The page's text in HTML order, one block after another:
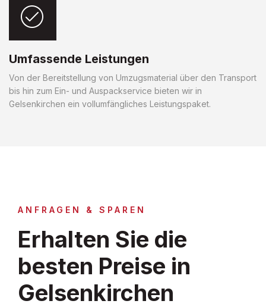
Umfassende Leistungen
Von der Bereitstellung von Umzugsmaterial über den Transport
bis hin zum Ein- und Auspackservice bieten wir in
Gelsenkirchen ein vollumfängliches Leistungspaket.
ANFRAGEN & SPAREN
Erhalten Sie die
besten Preise in
Gelsenkirchen